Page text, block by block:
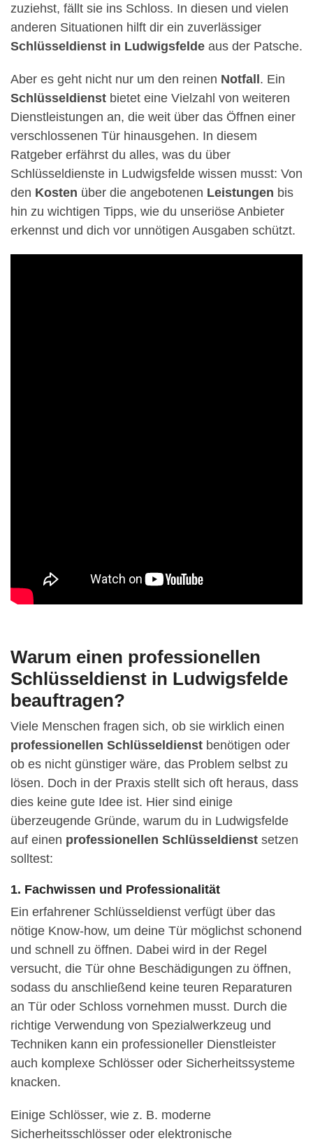
zuziehst, fällt sie ins Schloss. In diesen und vielen
anderen Situationen hilft dir ein zuverlässiger
Schlüsseldienst in Ludwigsfelde aus der Patsche.
Aber es geht nicht nur um den reinen Notfall. Ein
Schlüsseldienst bietet eine Vielzahl von weiteren
Dienstleistungen an, die weit über das Öffnen einer
verschlossenen Tür hinausgehen. In diesem
Ratgeber erfährst du alles, was du über
Schlüsseldienste in Ludwigsfelde wissen musst: Von
den Kosten über die angebotenen Leistungen bis
hin zu wichtigen Tipps, wie du unseriöse Anbieter
erkennst und dich vor unnötigen Ausgaben schützt.
Warum einen professionellen
Schlüsseldienst in Ludwigsfelde
beauftragen?
Viele Menschen fragen sich, ob sie wirklich einen
professionellen Schlüsseldienst benötigen oder
ob es nicht günstiger wäre, das Problem selbst zu
lösen. Doch in der Praxis stellt sich oft heraus, dass
dies keine gute Idee ist. Hier sind einige
überzeugende Gründe, warum du in Ludwigsfelde
auf einen professionellen Schlüsseldienst setzen
solltest:
1. Fachwissen und Professionalität
Ein erfahrener Schlüsseldienst verfügt über das
nötige Know-how, um deine Tür möglichst schonend
und schnell zu öffnen. Dabei wird in der Regel
versucht, die Tür ohne Beschädigungen zu öffnen,
sodass du anschließend keine teuren Reparaturen
an Tür oder Schloss vornehmen musst. Durch die
richtige Verwendung von Spezialwerkzeug und
Techniken kann ein professioneller Dienstleister
auch komplexe Schlösser oder Sicherheitssysteme
knacken.
Einige Schlösser, wie z. B. moderne
Sicherheitsschlösser oder elektronische